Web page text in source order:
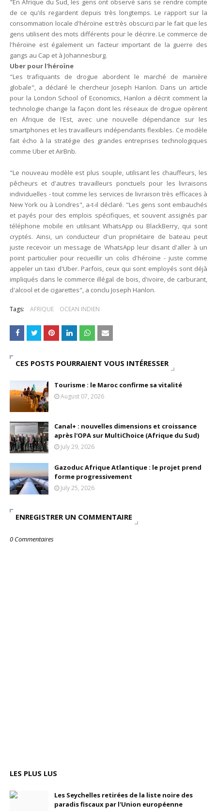
"En Afrique du Sud, les gens ont observé sans se rendre compte
de ce qu'ils regardent depuis très longtemps. Le rapport sur la
consommation locale d'héroïne est très obscurci par le fait que les
gens utilisent des mots différents pour le décrire. Le commerce de
l'héroïne est également un facteur important de la guerre des
gangs au Cap et à Johannesburg.
Uber pour l'héroïne
"Les trafiquants de drogue abordent le marché de manière
globale", a déclaré le chercheur Joseph Hanlon. Dans un article
pour la London School of Economics, Hanlon a décrit comment la
technologie change la façon dont les réseaux de drogue opèrent
en Afrique de l'Est, avec une nouvelle dépendance sur les
smartphones et les travailleurs indépendants flexibles. Ce modèle
fait écho à la stratégie des grandes entreprises technologiques
comme Uber et AirBnb.
"Le nouveau modèle est plus souple, utilisant les chauffeurs, les
pêcheurs et d'autres travailleurs ponctuels pour les livraisons
individuelles - tout comme les services de livraison très efficaces à
New York ou à Londres", a-t-il déclaré. "Les gens sont embauchés
et payés pour des emplois spécifiques, et souvent assignés par
téléphone mobile en utilisant WhatsApp ou BlackBerry, qui sont
cryptés. Ainsi, un conducteur d'un propriétaire de bateau peut
juste recevoir un message de WhatsApp leur disant d'aller à un
point particulier pour recueillir un colis d'héroïne - juste comme
appeler un taxi d'Uber. Parfois, ceux qui sont employés sont déjà
impliqués dans le commerce illégal de bois, d'ivoire, de carburant,
d'alcool et de cigarettes", a conclu Joseph Hanlon.
Tags: AFRIQUE OCEAN INDIEN
CES POSTS POURRAIENT VOUS INTÉRESSER
Tourisme : le Maroc confirme sa vitalité
August 07, 2026
Canal+ : nouvelles dimensions et croissance
après l'OPA sur MultiChoice (Afrique du Sud)
July 29, 2026
Gazoduc Afrique Atlantique : le projet prend
forme progressivement
July 25, 2026
ENREGISTRER UN COMMENTAIRE
0 Commentaires
LES PLUS LUS
Les Seychelles retirées de la liste noire des
paradis fiscaux par l'Union européenne